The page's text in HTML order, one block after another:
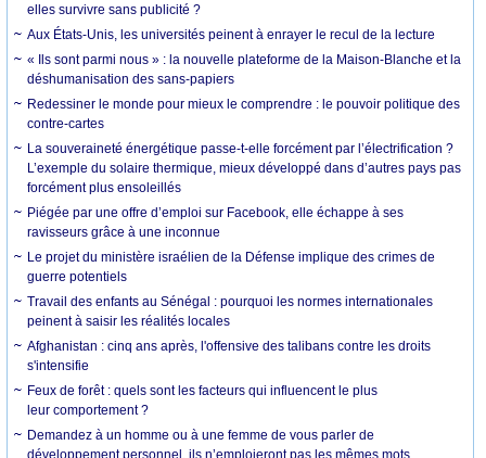
elles survivre sans publicité ?
Aux États-Unis, les universités peinent à enrayer le recul de la lecture
« Ils sont parmi nous » : la nouvelle plateforme de la Maison-Blanche et la
déshumanisation des sans-papiers
Redessiner le monde pour mieux le comprendre : le pouvoir politique des
contre-cartes
La souveraineté énergétique passe-t-elle forcément par l’électrification ?
L’exemple du solaire thermique, mieux développé dans d’autres pays pas
forcément plus ensoleillés
Piégée par une offre d’emploi sur Facebook, elle échappe à ses
ravisseurs grâce à une inconnue
Le projet du ministère israélien de la Défense implique des crimes de
guerre potentiels
Travail des enfants au Sénégal : pourquoi les normes internationales
peinent à saisir les réalités locales
Afghanistan : cinq ans après, l'offensive des talibans contre les droits
s'intensifie
Feux de forêt : quels sont les facteurs qui influencent le plus
leur comportement ?
Demandez à un homme ou à une femme de vous parler de
développement personnel, ils n’emploieront pas les mêmes mots